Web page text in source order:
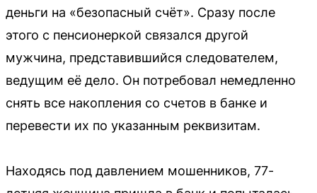
деньги на «безопасный счёт». Сразу после
этого с пенсионеркой связался другой
мужчина, представившийся следователем,
ведущим её дело. Он потребовал немедленно
снять все накопления со счетов в банке и
перевести их по указанным реквизитам.
Находясь под давлением мошенников, 77-